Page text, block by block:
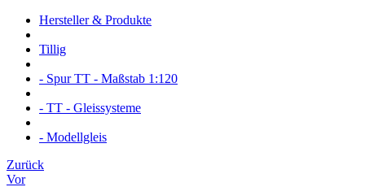
Hersteller & Produkte
Tillig
- Spur TT - Maßstab 1:120
- TT - Gleissysteme
- Modellgleis
Zurück
Vor